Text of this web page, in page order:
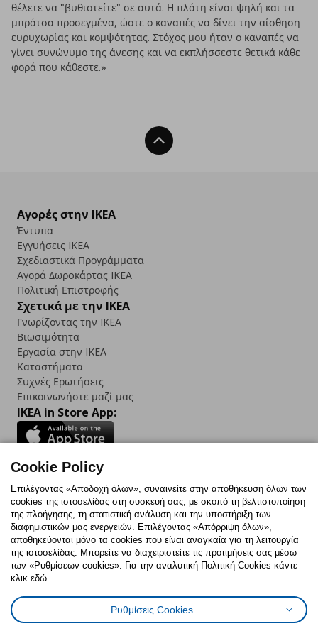
θέλετε να "βυθιστείτε" σε αυτά. Η πλάτη είναι ψηλή και τα
μπράτσα προσεγμένα, ώστε ο καναπές να δίνει την αίσθηση
ευρυχωρίας και κομψότητας. Στόχος μου ήταν ο καναπές να
γίνει συνώνυμο της άνεσης και να εκπλήσσεστε θετικά κάθε
φορά που κάθεστε.»
Back To Top
Αγορές στην IKEA
Έντυπα
Εγγυήσεις IKEA
Σχεδιαστικά Προγράμματα
Αγορά Δωρoκάρτας IKEA
Πολιτική Επιστροφής
Σχετικά με την IKEA
Γνωρίζοντας την IKEA
Βιωσιμότητα
Εργασία στην IKEA
Καταστήματα
Συχνές Ερωτήσεις
Επικοινωνήστε μαζί μας
IKEA in Store App:
Follow us:
FacebookInstagram
TikTokYoutubePinterestTwitter
Πολιτική CookiesΔήλωση ψηφιακής προσβασιμότητας
Ρυθμίσεις cookiesΌροι Χρήσης
Cookie Policy
Επιλέγοντας «Αποδοχή όλων», συναινείτε στην αποθήκευση όλων των
cookies της ιστοσελίδας στη συσκευή σας, με σκοπό τη βελτιστοποίηση
της πλοήγησης, τη στατιστική ανάλυση και την υποστήριξη των
διαφημιστικών μας ενεργειών. Επιλέγοντας «Απόρριψη όλων»,
αποθηκεύονται μόνο τα cookies που είναι αναγκαία για τη λειτουργία
της ιστοσελίδας. Μπορείτε να διαχειριστείτε τις προτιμήσεις σας μέσω
των «Ρυθμίσεων cookies». Για την αναλυτική Πολιτική Cookies κάντε
κλικ εδώ.
Ρυθμίσεις Cookies